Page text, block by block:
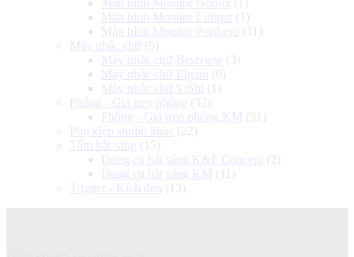
Màn hình Monitor Lilliput (1)
Màn hình Monitor Portkeys (11)
Máy nhắc chữ (5)
Máy nhắc chữ Bestview (3)
Máy nhắc chữ Elgato (0)
Máy nhắc chữ YiShi
(1)
Phông - Giá treo phông (32)
Phông - Giá treo phông KM (31)
Phụ kiện studio khác (22)
Tấm hắt sáng (15)
Dụng cụ hắt sáng K&F Concept (2)
Dụng cụ hắt sáng KM (11)
Trigger - Kích đèn
(13)